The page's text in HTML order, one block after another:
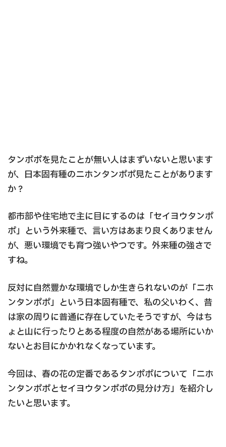
タンポポを見たことが無い人はまずいないと思います
が、日本固有種のニホンタンポポ見たことがあります
か？
都市部や住宅地で主に目にするのは「セイヨウタンポ
ポ」という外来種で、言い方はあまり良くありません
が、悪い環境でも育つ強いやつです。外来種の強さで
すね。
反対に自然豊かな環境でしか生きられないのが「ニホ
ンタンポポ」という日本固有種で、私の父いわく、昔
は家の周りに普通に存在していたそうですが、今はち
ょと山に行ったりとある程度の自然がある場所にいか
ないとお目にかかれなくなっています。
今回は、春の花の定番であるタンポポについて「ニホ
ンタンポポとセイヨウタンポポの見分け方」を紹介し
たいと思います。